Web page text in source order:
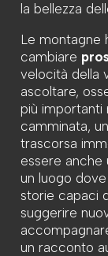
la bellezza
Le montagne
cambiare
velocità della
ascoltare,
più importanti
camminata,
trascorsa
essere anche
un luogo
storie capaci
suggerire
un racconto